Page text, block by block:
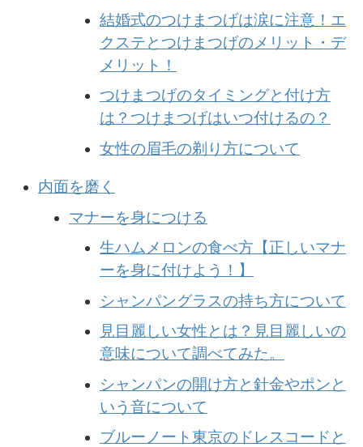
結婚式のつけまつげは涙に注意！エ
クステとつけまつげのメリット・デ
メリット！
つけまつげのタイミングと付け方
は？つけまつげはいつ付けるの？
女性の眉毛の剃り方について
内面を磨く
マナーを身につける
生ハムメロンの食べ方【正しいマナ
ーを身に付けよう！】
シャンパングラスの持ち方について
見目麗しい女性とは？見目麗しいの
意味について調べてみた。
シャンパンの開け方と針金やポンと
いう音について
ブルーノート東京のドレスコードと